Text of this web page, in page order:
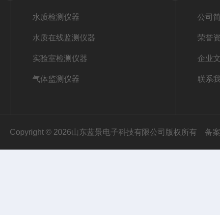
水质检测仪器
水质在线监测仪器
实验室检测仪器
气体监测仪器
公司
荣誉
企业
联系
Copyright © 2026山东蓝景电子科技有限公司版权所有 备